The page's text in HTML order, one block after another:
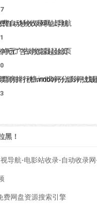
费自动秒收录网址导航
净无广告浏览器起始页
票房排行榜,imdb评分,影评,找
黑！
导航-电影站收录-自动收录
费网盘资源搜索引擎